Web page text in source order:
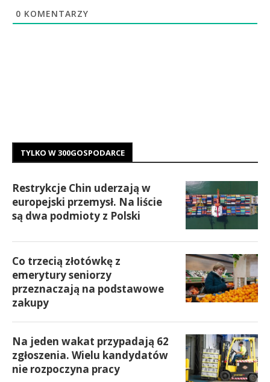
0 KOMENTARZY
TYLKO W 300GOSPODARCE
Restrykcje Chin uderzają w
europejski przemysł. Na liście
są dwa podmioty z Polski
Co trzecią złotówkę z
emerytury seniorzy
przeznaczają na podstawowe
zakupy
Na jeden wakat przypadają 62
zgłoszenia. Wielu kandydatów
nie rozpoczyna pracy